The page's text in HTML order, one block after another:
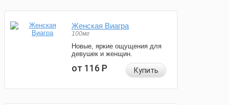
Женская Виагра
100мг
Новые, яркие ощущения для
девушек и женщин.
от 116Р Купить